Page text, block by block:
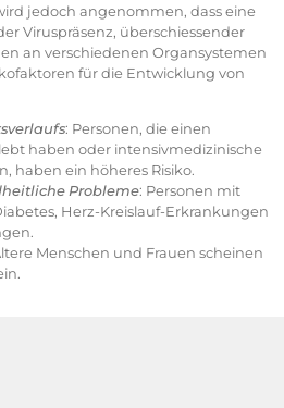
jedoch angenommen, dass eine
Viruspräsenz, überschiessender
an verschiedenen Organsystemen
für die Entwicklung von
: Personen, die einen
haben oder intensivmedizinische
haben ein höheres Risiko.
Probleme: Personen mit
Herz-Kreislauf-Erkrankungen
Menschen und Frauen scheinen